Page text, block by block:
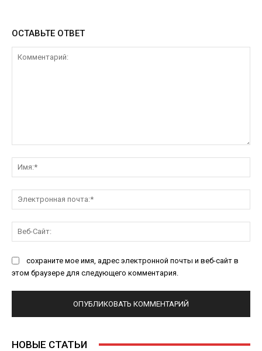
ОСТАВЬТЕ ОТВЕТ
сохраните мое имя, адрес электронной почты и веб-сайт в
этом браузере для следующего комментария.
НОВЫЕ СТАТЬИ